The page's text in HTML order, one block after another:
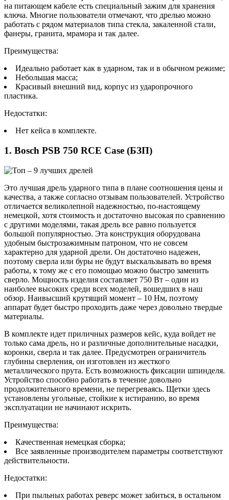
на питающем кабеле есть специальный зажим для хранения
ключа. Многие пользователи отмечают, что дрелью можно
работать с рядом материалов типа стекла, закаленной стали,
фанеры, гранита, мрамора и так далее.
Преимущества:
Идеально работает как в ударном, так и в обычном режиме;
Небольшая масса;
Красивый внешний вид, корпус из ударопрочного
пластика.
Недостатки:
Нет кейса в комплекте.
1. Bosch PSB 750 RCE Case (БЗП)
Это лучшая дрель ударного типа в плане соотношения цены и
качества, а также согласно отзывам пользователей. Устройство
отличается великолепной надежностью, по-настоящему
немецкой, хотя стоимость и достаточно высокая по сравнению
с другими моделями, такая дрель все равно пользуется
большой популярностью. Эта конструкция оборудована
удобным быстрозажимным патроном, что не совсем
характерно для ударной дрели. Он достаточно надежен,
поэтому сверла или буры не будут выскальзывать во время
работы, к тому же с его помощью можно быстро заменить
сверло. Мощность изделия составляет 750 Вт – один из
наиболее высоких среди всех моделей, вошедших в наш
обзор. Наивысший крутящий момент – 10 Нм, поэтому
аппарат будет быстро проходить даже через довольно твердые
материалы.
В комплекте идет приличных размеров кейс, куда войдет не
только сама дрель, но и различные дополнительные насадки,
коронки, сверла и так далее. Предусмотрен ограничитель
глубины сверления, он изготовлен из жесткого
металлического прута. Есть возможность фиксации шпинделя.
Устройство способно работать в течение довольно
продолжительного времени, не перегреваясь. Щетки здесь
установлены угольные, стойкие к истиранию, во время
эксплуатации не начинают искрить.
Преимущества:
Качественная немецкая сборка;
Все заявленные производителем параметры соответствуют
действительности.
Недостатки:
При пыльных работах реверс может забиться, в остальном